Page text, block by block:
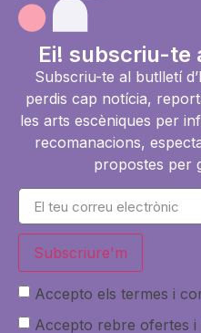
Ei! subscriu-
Subscriu-te al butlletí
perdis cap notícia,
les arts escèniques per
recomanacions,
propostes per
Subscriure'm
Accepto els termes i
Accepto rebre ofertes